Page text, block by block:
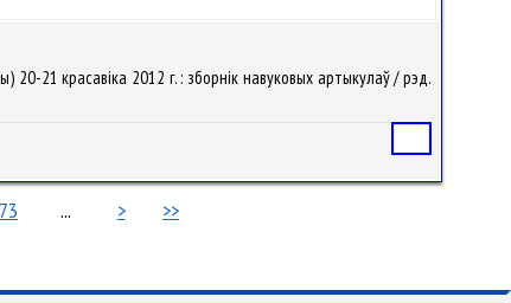
20-21 красавіка 2012 г. : зборнік навуковых артыкулаў / рэд.
... > >>